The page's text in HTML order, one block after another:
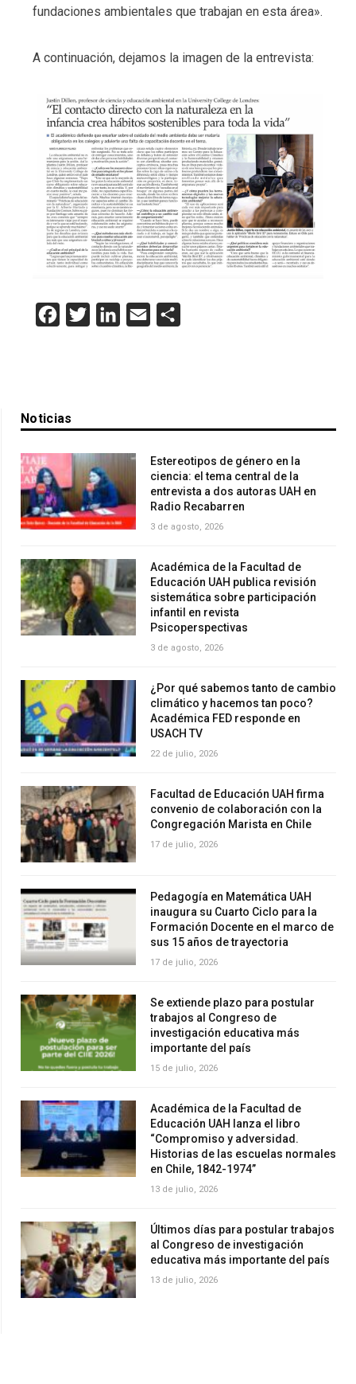
fundaciones ambientales que trabajan en esta área».
A continuación, dejamos la imagen de la entrevista:
Facebook
Twitter LinkedInEmail
Noticias
Estereotipos de género en la
ciencia: el tema central de la
entrevista a dos autoras UAH en
Radio Recabarren
3 de agosto, 2026
Académica de la Facultad de
Educación UAH publica revisión
sistemática sobre participación
infantil en revista
Psicoperspectivas
3 de agosto, 2026
¿Por qué sabemos tanto de cambio
climático y hacemos tan poco?
Académica FED responde en
USACH TV
22 de julio, 2026
Facultad de Educación UAH firma
convenio de colaboración con la
Congregación Marista en Chile
17 de julio, 2026
Pedagogía en Matemática UAH
inaugura su Cuarto Ciclo para la
Formación Docente en el marco de
sus 15 años de trayectoria
17 de julio, 2026
Se extiende plazo para postular
trabajos al Congreso de
investigación educativa más
importante del país
15 de julio, 2026
Académica de la Facultad de
Educación UAH lanza el libro
“Compromiso y adversidad.
Historias de las escuelas normales
en Chile, 1842-1974”
13 de julio, 2026
Últimos días para postular trabajos
al Congreso de investigación
educativa más importante del país
13 de julio, 2026